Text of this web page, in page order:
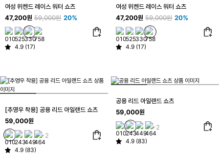
여성 위켄드 레이스 워터 쇼츠
47,200원 59,000원 20%
4.9 (17)
여성 위켄드 레이스 워터 쇼츠
47,200원 59,000원 20%
4.9 (17)
[추영우 착용] 공용 리드 아일랜드 쇼츠
59,000원
+2
4.9 (83)
공용 리드 아일랜드 쇼츠
59,000원
+2
4.9 (83)